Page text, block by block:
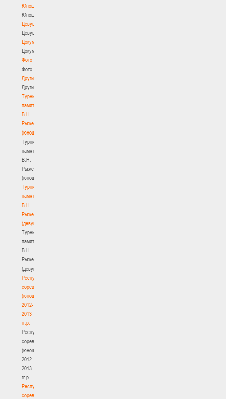
Юноши
Юноши
Девушки
Девушки
Документы
Документы
Фото
Фото
Другие
Другие
Турнир
памяти
В.Н.
Рыженкова
(юноши)
Турнир
памяти
В.Н.
Рыженкова
(юноши)
Турнир
памяти
В.Н.
Рыженкова
(девушки)
Турнир
памяти
В.Н.
Рыженкова
(девушки)
Республиканские
соревнования
(юноши)
2012-
2013
гг.р.
Республиканские
соревнования
(юноши)
2012-
2013
гг.р.
Республиканские
соревнования